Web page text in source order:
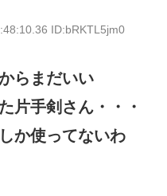
ID:bRKTL5jm0
らまだいい
片手剣さん・・・
か使ってないわ